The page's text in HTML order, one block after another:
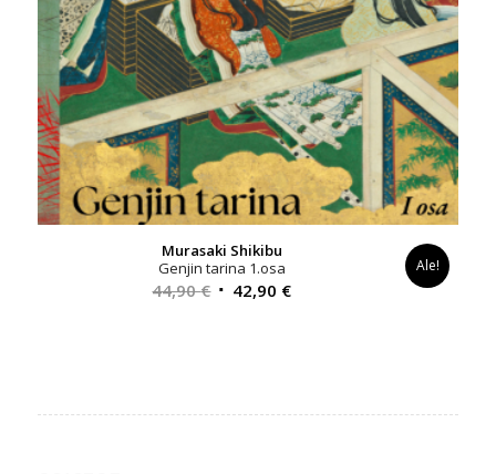
Murasaki Shikibu
Genjin tarina 1.osa
44,90€ Alkuperäinen
42,90 €Nykyinen
Ale!